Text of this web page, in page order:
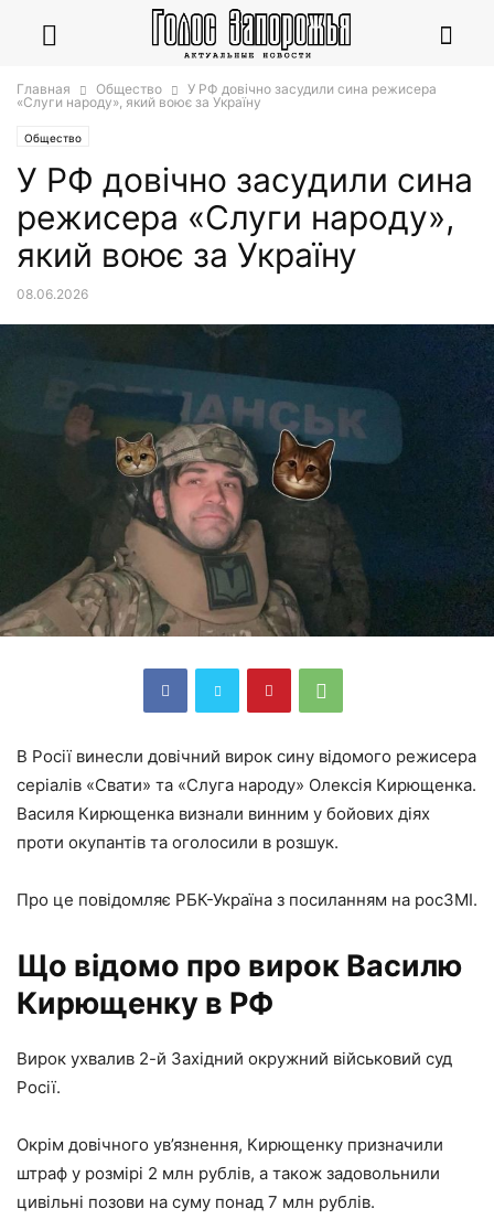
Главная Общество
У РФ довічно засудили сина режисера
«Слуги народу», який воює за Україну
Общество
У РФ довічно засудили сина
режисера «Слуги народу»,
який воює за Україну
08.06.2026
В Росії винесли довічний вирок сину відомого режисера
серіалів «Свати» та «Слуга народу» Олексія Кирющенка.
Василя Кирющенка визнали винним у бойових діях
проти окупантів та оголосили в розшук.
Про це повідомляє РБК-Україна з посиланням на росЗМІ.
Що відомо про вирок Василю
Кирющенку в РФ
Вирок ухвалив 2-й Західний окружний військовий суд
Росії.
Окрім довічного ув’язнення, Кирющенку призначили
штраф у розмірі 2 млн рублів, а також задовольнили
цивільні позови на суму понад 7 млн рублів.